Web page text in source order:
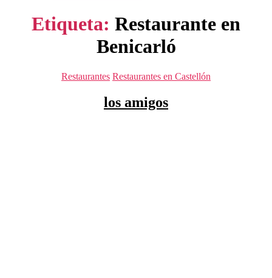
Etiqueta: Restaurante en
Benicarló
Categorías
Restaurantes Restaurantes en Castellón
los amigos